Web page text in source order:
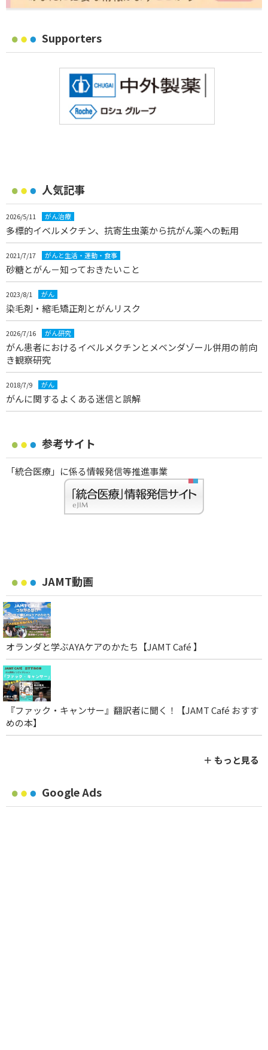
Supporters
人気記事
2026/5/11 がん治療
多標的イベルメクチン、抗寄生虫薬から抗がん薬への転用
2021/7/17 がんと生活・運動・食事
砂糖とがん－知っておきたいこと
2023/8/1 がん
染毛剤・縮毛矯正剤とがんリスク
2026/7/16 がん研究
がん患者におけるイベルメクチンとメベンダゾール併用の前向
き観察研究
2018/7/9 がん
がんに関するよくある迷信と誤解
参考サイト
「統合医療」に係る情報発信等推進事業
JAMT動画
オランダと学ぶAYAケアのかたち【JAMT Café 】
『ファック・キャンサー』翻訳者に聞く！【JAMT Café おすす
めの本】
＋ もっと見る
Google Ads